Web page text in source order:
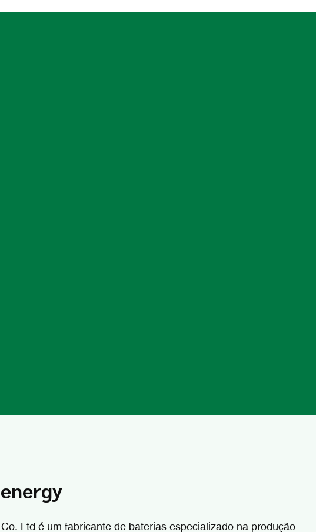
Ltd é um fabricante de baterias especializado na produção